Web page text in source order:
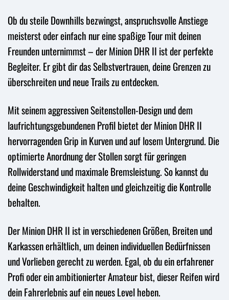
Ob du steile Downhills bezwingst, anspruchsvolle Anstiege
meisterst oder einfach nur eine spaßige Tour mit deinen
Freunden unternimmst – der Minion DHR II ist der perfekte
Begleiter. Er gibt dir das Selbstvertrauen, deine Grenzen zu
überschreiten und neue Trails zu entdecken.
Mit seinem aggressiven Seitenstollen-Design und dem
laufrichtungsgebundenen Profil bietet der Minion DHR II
hervorragenden Grip in Kurven und auf losem Untergrund. Die
optimierte Anordnung der Stollen sorgt für geringen
Rollwiderstand und maximale Bremsleistung. So kannst du
deine Geschwindigkeit halten und gleichzeitig die Kontrolle
behalten.
Der Minion DHR II ist in verschiedenen Größen, Breiten und
Karkassen erhältlich, um deinen individuellen Bedürfnissen
und Vorlieben gerecht zu werden. Egal, ob du ein erfahrener
Profi oder ein ambitionierter Amateur bist, dieser Reifen wird
dein Fahrerlebnis auf ein neues Level heben.